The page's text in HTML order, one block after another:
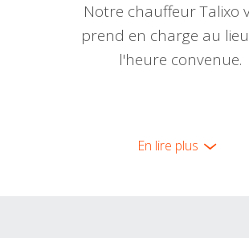
Notre chauffeur Talixo
prend en charge au
l'heure convenue.
En lire plus